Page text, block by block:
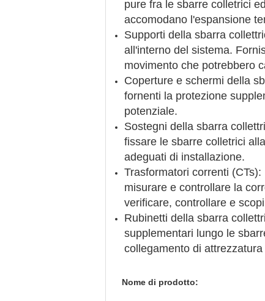
pure fra le sbarre colletrici
accomodano l'espansione
Supporti della sbarra
all'interno del sistema.
movimento che potrebbero
Coperture e schermi della
fornenti la protezione
potenziale.
Sostegni della sbarra
fissare le sbarre colletrici
adeguati di installazione.
Trasformatori correnti
misurare e controllare la
verificare, controllare e
Rubinetti della sbarra
supplementari lungo le
collegamento di
Nome di prodotto: